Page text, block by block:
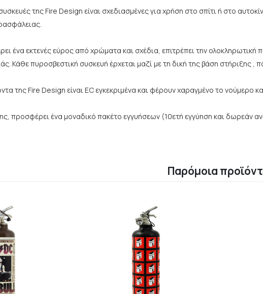
της Fire Design είναι σχεδιασμένες για χρήση στο σπίτι ή στο
ένα εκτενές εύρος από χρώματα και σχέδια, επιτρέπει την
Κάθε πυροσβεστική συσκευή έρχεται μαζί με τη δική της βάση στήριξης
της Fire Design είναι EC εγκεκριμένα και φέρουν χαραγμένο το νούμερο
προσφέρει ένα μοναδικό πακέτο εγγυήσεων (10ετή εγγύηση και δωρεάν
Παρόμοια